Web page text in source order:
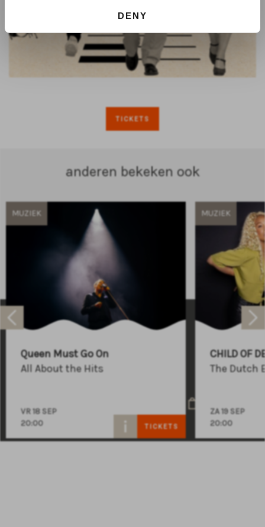
DENY
TICKETS
anderen bekeken ook
MUZIEK
Queen Must Go On
All About the Hits
VR 18 SEP
20:00
TICKETS
MUZIEK
CHILD OF
The Dutch
ZA 19 SEP
20:00
+31 (0)591 - 850 856
info@atlastheater.nl